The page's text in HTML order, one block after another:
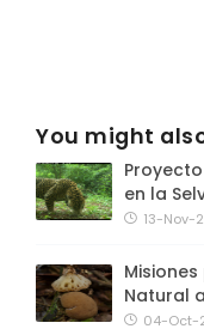
You might
en la
13-Nov-
Natural
04-Oct-